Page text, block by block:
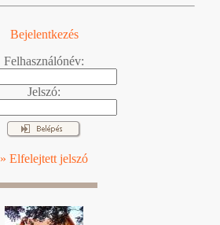
Bejelentkezés
Felhasználónév:
Jelszó:
» Elfelejtett jelszó